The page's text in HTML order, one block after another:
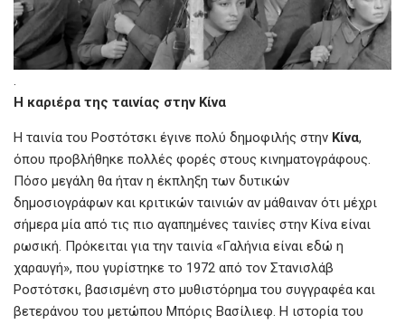
.
Η καριέρα της ταινίας στην Κίνα
Η ταινία του Ροστότσκι έγινε πολύ δημοφιλής στην Κίνα,
όπου προβλήθηκε πολλές φορές στους κινηματογράφους.
Πόσο μεγάλη θα ήταν η έκπληξη των δυτικών
δημοσιογράφων και κριτικών ταινιών αν μάθαιναν ότι μέχρι
σήμερα μία από τις πιο αγαπημένες ταινίες στην Κίνα είναι
ρωσική. Πρόκειται για την ταινία «Γαλήνια είναι εδώ η
χαραυγή», που γυρίστηκε το 1972 από τον Στανισλάβ
Ροστότσκι, βασισμένη στο μυθιστόρημα του συγγραφέα και
βετεράνου του μετώπου Μπόρις Βασίλιεφ. Η ιστορία του